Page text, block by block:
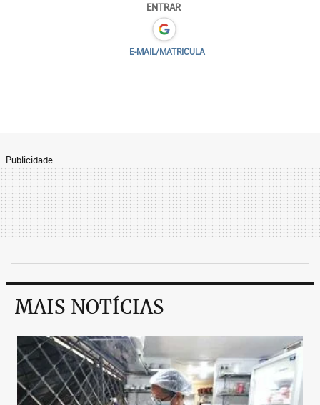
ENTRAR
E-MAIL/MATRICULA
Publicidade
MAIS NOTÍCIAS